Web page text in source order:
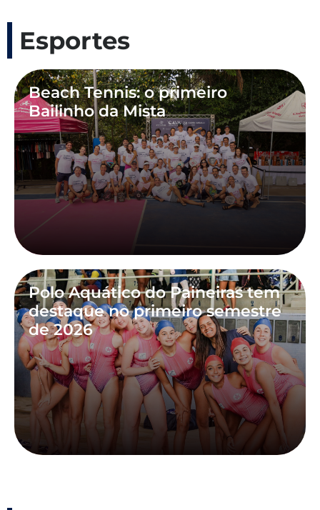
Esportes
Beach Tennis: o primeiro
Bailinho da Mista
Polo Aquático do Paineiras tem
destaque no primeiro semestre
de 2026